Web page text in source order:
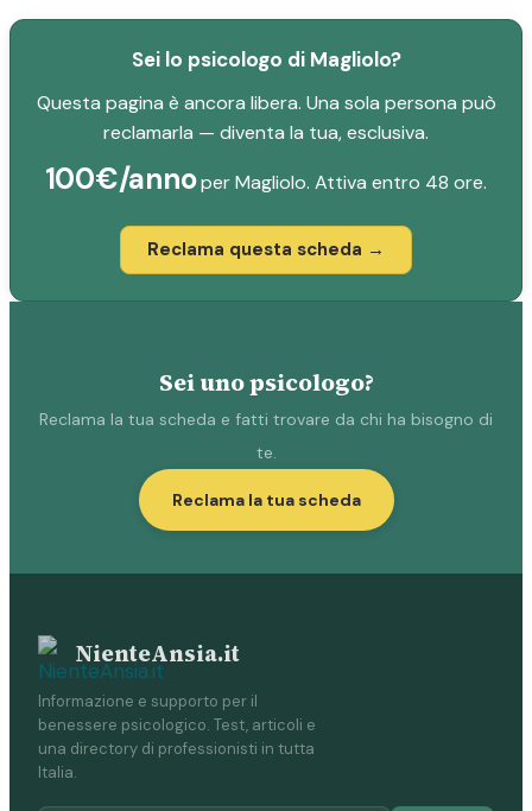
Sei lo psicologo di Magliolo?
Questa pagina è ancora libera. Una sola persona può
reclamarla — diventa la tua, esclusiva.
100€/annoper Magliolo. Attiva entro 48 ore.
Reclama questa scheda →
Sei uno psicologo?
Reclama la tua scheda e fatti trovare da chi ha bisogno di
te.
Reclama la tua scheda
NienteAnsia.it
Informazione e supporto per il
benessere psicologico. Test, articoli e
una directory di professionisti in tutta
Italia.